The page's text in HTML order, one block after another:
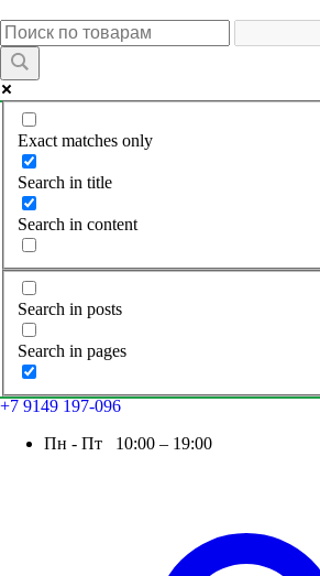
Exact matches only
Search in title
Search in content
Search in posts
Search in pages
+7 9149 197-096
Пн - Пт 10:00 – 19:00